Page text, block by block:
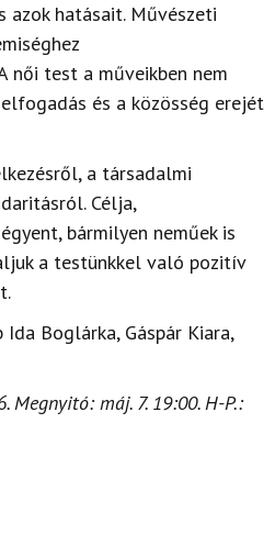
azok hatásait. Művészeti
női test a műveikben nem
és a közösség erejét
a társadalmi
Célja,
bármilyen neműek is
a testünkkel való pozitív
Boglárka, Gáspár Kiara,
Megnyitó: máj. 7. 19:00. H-P.: